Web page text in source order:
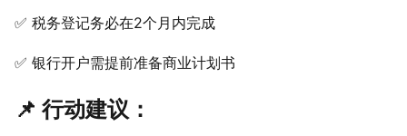
✅ 税务登记务必在2个月内完成
✅ 银行开户需提前准备商业计划书
📌 行动建议：